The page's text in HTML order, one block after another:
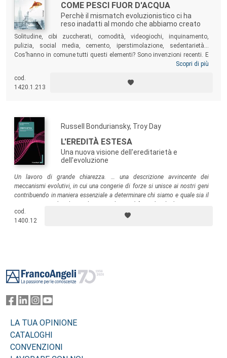
COME PESCI FUOR D'ACQUA
Perchè il mismatch evoluzionistico ci ha
reso inadatti al mondo che abbiamo creato
Solitudine, cibi zuccherati, comodità, videogiochi, inquinamento,
pulizia, social media, cemento, iperstimolazione, sedentarietà...
Cos’hanno in comune tutti questi elementi? Sono invenzioni recenti. E
ci fanno ammalare. Rispetto al passato viviamo infatti di più, ma
dell’umanità. Gran parte di tali disturbi è da attribuirsi al
evoluzionistico
Scopri di più
cod.
1420.1.213
Russell Bonduriansky, Troy Day
L'EREDITÀ ESTESA
Una nuova visione dell'ereditarietà e
dell'evoluzione
Un lavoro di grande chiarezza. … una descrizione avvincente dei
meccanismi evolutivi, in cui una congerie di forze si unisce ai nostri geni
contribuendo in maniera essenziale a determinare chi siamo e quale sia il
oggi più convincente e accessibile scritto sull’argomento
Science).
cod.
1400.12
LA TUA OPINIONE
CATALOGHI
CONVENZIONI